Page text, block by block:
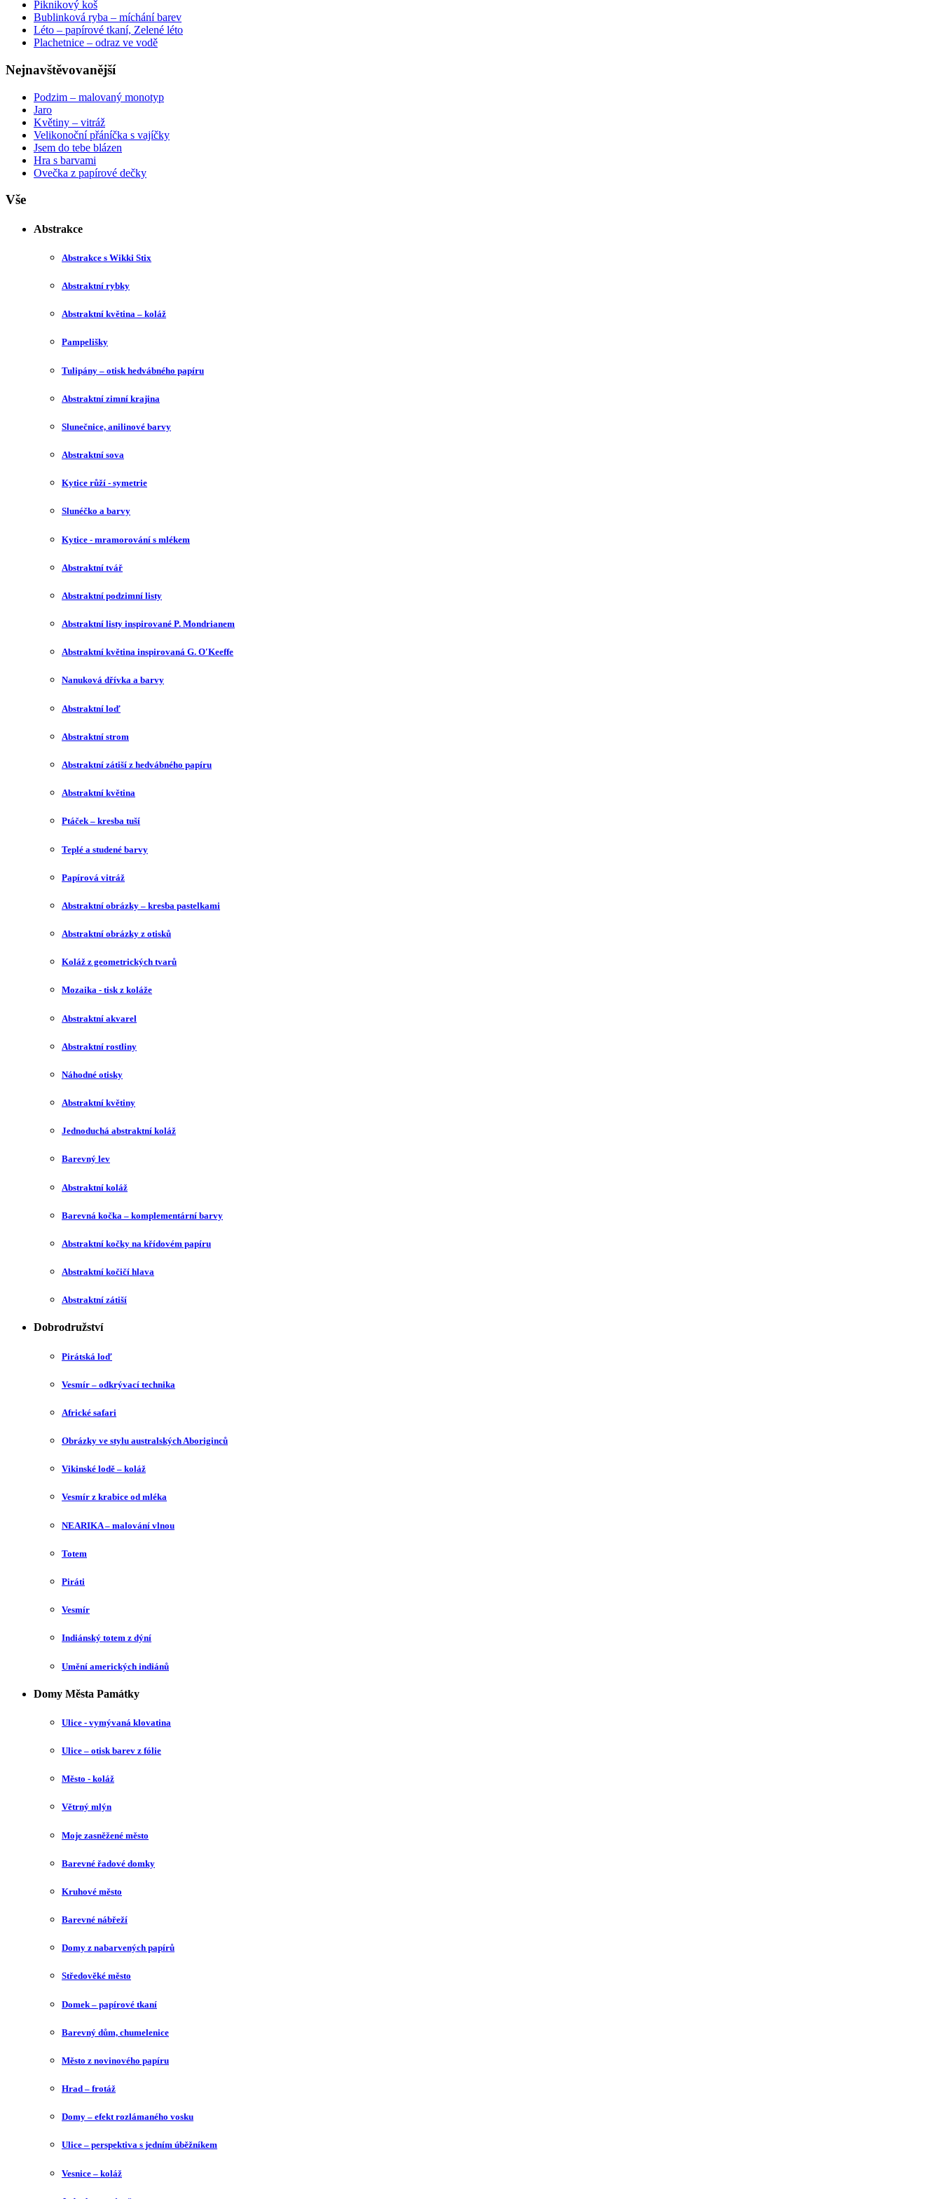
Piknikový koš
Bublinková ryba – míchání barev
Léto – papírové tkaní, Zelené léto
Plachetnice – odraz ve vodě
Nejnavštěvovanější
Podzim – malovaný monotyp
Jaro
Květiny – vitráž
Velikonoční přáníčka s vajíčky
Jsem do tebe blázen
Hra s barvami
Ovečka z papírové dečky
Vše
Abstrakce
Abstrakce s Wikki Stix
Abstraktní rybky
Abstraktní květina – koláž
Pampelišky
Tulipány – otisk hedvábného papíru
Abstraktní zimní krajina
Slunečnice, anilinové barvy
Abstraktní sova
Kytice růží - symetrie
Slunéčko a barvy
Kytice - mramorování s mlékem
Abstraktní tvář
Abstraktní podzimní listy
Abstraktní listy inspirované P. Mondrianem
Abstraktní květina inspirovaná G. O′Keeffe
Nanuková dřívka a barvy
Abstraktní loď
Abstraktní strom
Abstraktní zátiší z hedvábného papíru
Abstraktní květina
Ptáček – kresba tuší
Teplé a studené barvy
Papírová vitráž
Abstraktní obrázky – kresba pastelkami
Abstraktní obrázky z otisků
Koláž z geometrických tvarů
Mozaika - tisk z koláže
Abstraktní akvarel
Abstraktní rostliny
Náhodné otisky
Abstraktní květiny
Jednoduchá abstraktní koláž
Barevný lev
Abstraktní koláž
Barevná kočka – komplementární barvy
Abstraktní kočky na křídovém papíru
Abstraktní kočičí hlava
Abstraktní zátiší
Dobrodružství
Pirátská loď
Vesmír – odkrývací technika
Africké safari
Obrázky ve stylu australských Aboriginců
Vikinské lodě – koláž
Vesmír z krabice od mléka
NEARIKA – malování vlnou
Totem
Piráti
Vesmír
Indiánský totem z dýní
Umění amerických indiánů
Domy Města Památky
Ulice - vymývaná klovatina
Ulice – otisk barev z fólie
Město - koláž
Větrný mlýn
Moje zasněžené město
Barevné řadové domky
Kruhové město
Barevné nábřeží
Domy z nabarvených papírů
Středověké město
Domek – papírové tkaní
Barevný dům, chumelenice
Město z novinového papíru
Hrad – frotáž
Domy – efekt rozlámaného vosku
Ulice – perspektiva s jedním úběžníkem
Vesnice – koláž